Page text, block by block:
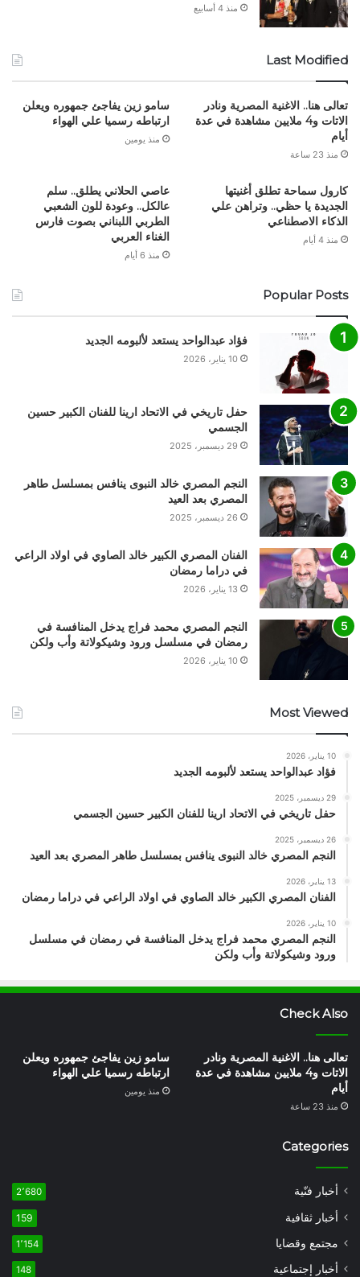
منذ 4 أسابيع
Last Modified
تعالى هنا.. الاغنية المصرية ونادر
الاتات و4 ملايين مشاهدة في عدة
أيام
منذ 23 ساعة
سامو زين يفاجئ جمهوره ويعلن
ارتباطه رسميا علي الهواء
منذ يومين
كارول سماحة تطلق أغنيتها
الجديدة يا حظي.. وتراهن علي
الذكاء الاصطناعي
منذ 4 أيام
عاصي الحلاني يطلق.. سلم
عالكل.. وعودة للون الشعبي
الطربي اللبناني بصوت فارس
الغناء العربي
منذ 6 أيام
Popular Posts
فؤاد عبدالواحد يستعد لألبومه الجديد
10 يناير، 2026
حفل تاريخي في الاتحاد ارينا للفنان الكبير حسين
الجسمي
29 ديسمبر، 2025
النجم المصري خالد النبوى ينافس بمسلسل طاهر
المصري بعد العيد
26 ديسمبر، 2025
الفنان المصري الكبير خالد الصاوي في اولاد الراعي
في دراما رمضان
13 يناير، 2026
النجم المصري محمد فراج يدخل المنافسة في
رمضان في مسلسل ورود وشيكولاتة وأب ولكن
10 يناير، 2026
Most Viewed
10 يناير، 2026
فؤاد عبدالواحد يستعد لألبومه الجديد
29 ديسمبر، 2025
حفل تاريخي في الاتحاد ارينا للفنان الكبير حسين الجسمي
26 ديسمبر، 2025
النجم المصري خالد النبوى ينافس بمسلسل طاهر المصري بعد العيد
13 يناير، 2026
الفنان المصري الكبير خالد الصاوي في اولاد الراعي في دراما رمضان
10 يناير، 2026
النجم المصري محمد فراج يدخل المنافسة في رمضان في مسلسل
ورود وشيكولاتة وأب ولكن
Check Also
تعالى هنا.. الاغنية المصرية ونادر
الاتات و4 ملايين مشاهدة في عدة
أيام
منذ 23 ساعة
سامو زين يفاجئ جمهوره ويعلن
ارتباطه رسميا علي الهواء
منذ يومين
Categories
أخبار فنّية 2٬680
أخبار ثقافية 159
مجتمع وقضايا 1٬154
أخبار إجتماعية 148